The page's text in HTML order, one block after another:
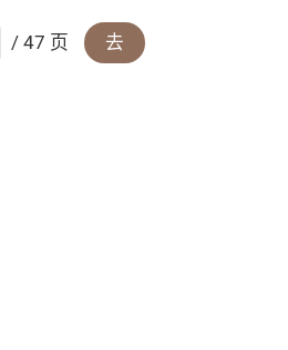
/ 47 页 去